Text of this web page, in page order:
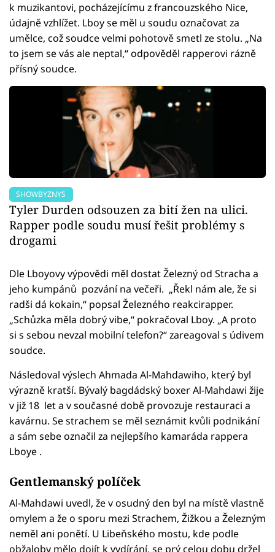
k muzikantovi, pocházejícímu z francouzského Nice,
údajně vzhlížet. Lboy se měl u soudu označovat za
umělce, což soudce velmi pohotově smetl ze stolu. „Na
to jsem se vás ale neptal,“ odpověděl rapperovi rázně
přísný soudce.
SHOWBYZNYS
Tyler Durden odsouzen za bití žen na ulici.
Rapper podle soudu musí řešit problémy s
drogami
Dle Lboyovy výpovědi měl dostat Železný od Stracha a
jeho kumpánů pozvání na večeři. „Řekl nám ale, že si
radši dá kokain,“ popsal Železného reakcirapper.
„Schůzka měla dobrý vibe,“ pokračoval Lboy. „A proto
si s sebou nevzal mobilní telefon?“ zareagoval s údivem
soudce.
Následoval výslech Ahmada Al-Mahdawiho, který byl
výrazně kratší. Bývalý bagdádský boxer Al-Mahdawi žije
v již 18 let a v současné době provozuje restauraci a
kavárnu. Se strachem se měl seznámit kvůli podnikání
a sám sebe označil za nejlepšího kamaráda rappera
Lboye .
Gentlemanský políček
Al-Mahdawi uvedl, že v osudný den byl na místě vlastně
omylem a že o sporu mezi Strachem, Žižkou a Železným
neměl ani ponětí. U Libeňského mostu, kde podle
obžaloby mělo dojít k vydírání, se prý celou dobu držel